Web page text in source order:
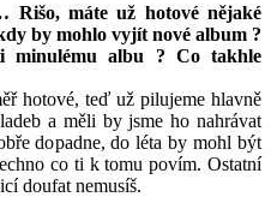
máte už hotové nějaké
by mohlo vyjít nové album ?
minulému albu ? Co takhle
hotové, teď už pilujeme hlavně
a měli by jsme ho nahrávat
dopadne, do léta by mohl být
co ti k tomu povím. Ostatní
doufat nemusíš.